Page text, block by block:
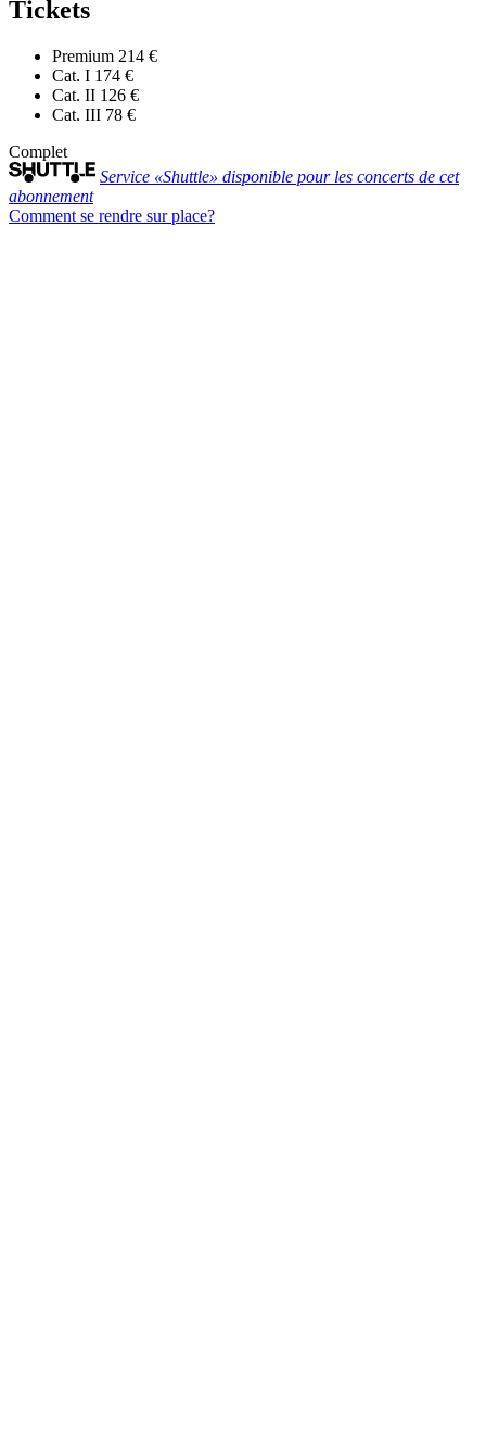
Tickets
Premium 214 €
Cat. I 174 €
Cat. II 126 €
Cat. III 78 €
Complet
Service «Shuttle» disponible pour les concerts de cet
abonnement
Comment se rendre sur place?